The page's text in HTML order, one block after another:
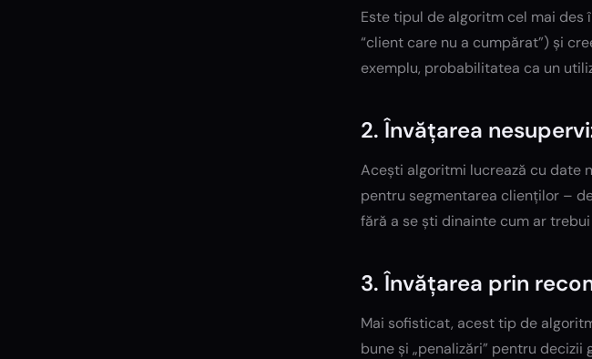
Este tipul de algoritm cel mai des
“client care nu a cumpărat”) și
exemplu, probabilitatea ca un
2. Învățarea
Acești algoritmi lucrează cu date
pentru segmentarea clienților –
fără a se ști dinainte cum ar
3. Învățarea prin
Mai sofisticat, acest tip de
bune și „penalizări” pentru